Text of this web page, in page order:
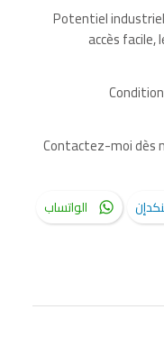
Potentiel
accès
Contactez-moi dès
الواتساب